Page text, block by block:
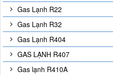
Gas Lạnh R22
Gas Lạnh R32
Gas Lạnh R404
GAS LẠNH R407
Gas lạnh R410A